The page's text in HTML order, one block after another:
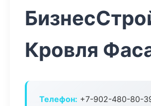
Кровля
Телефон: +7-902-480-80-